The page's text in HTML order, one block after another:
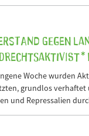
gegen
Woche wurden
grundlos verhaftet
und Repressalien